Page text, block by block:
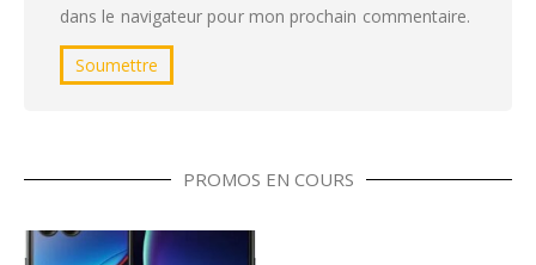
dans le navigateur pour mon prochain commentaire.
PROMOS EN COURS